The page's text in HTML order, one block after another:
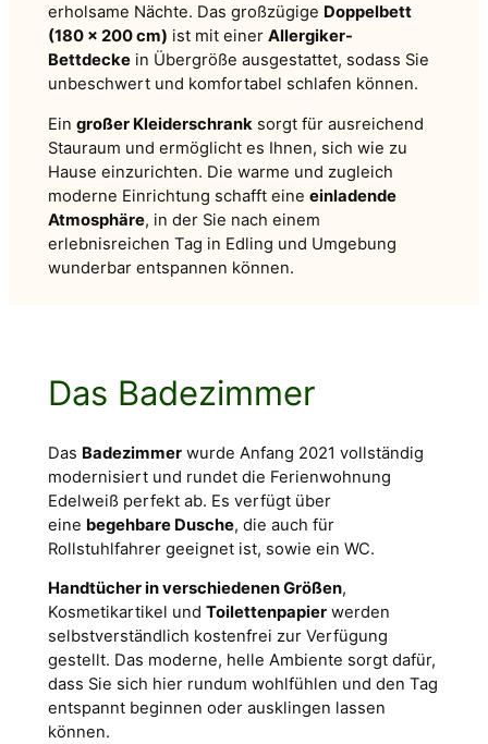
erholsame Nächte. Das großzügige Doppelbett
(180 x 200 cm) ist mit einer Allergiker-
Bettdeckein Übergröße ausgestattet, sodass Sie
unbeschwert und komfortabel schlafen können.
Ein großer Kleiderschranksorgt für ausreichend
Stauraum und ermöglicht es Ihnen, sich wie zu
Hause einzurichten. Die warme und zugleich
moderne Einrichtung schafft eine einladende
Atmosphäre, in der Sie nach einem
erlebnisreichen Tag in Edling und Umgebung
wunderbar entspannen können.
Das Badezimmer
Das Badezimmerwurde Anfang 2021 vollständig
modernisiert und rundet die Ferienwohnung
Edelweiß perfekt ab. Es verfügt über
eine begehbare Dusche, die auch für
Rollstuhlfahrer geeignet ist, sowie ein WC.
Handtücher in verschiedenen Größen,
Kosmetikartikel und Toilettenpapierwerden
selbstverständlich kostenfrei zur Verfügung
gestellt. Das moderne, helle Ambiente sorgt dafür,
dass Sie sich hier rundum wohlfühlen und den Tag
entspannt beginnen oder ausklingen lassen
können.